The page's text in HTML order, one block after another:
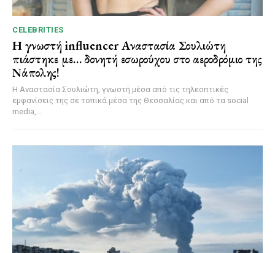
CELEBRITIES
Η γνωστή influencer Αναστασία Σουλιώτη
πιάστηκε με… δονητή εσωρούχου στο αεροδρόμιο της
Νάπολης!
Η Αναστασία Σουλιώτη, γνωστή μέσα από τις τηλεοπτικές
εμφανίσεις της σε τοπικά μέσα της Θεσσαλίας και από τα social
media,...